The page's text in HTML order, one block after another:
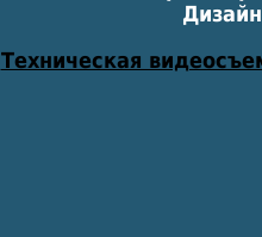
Техническая